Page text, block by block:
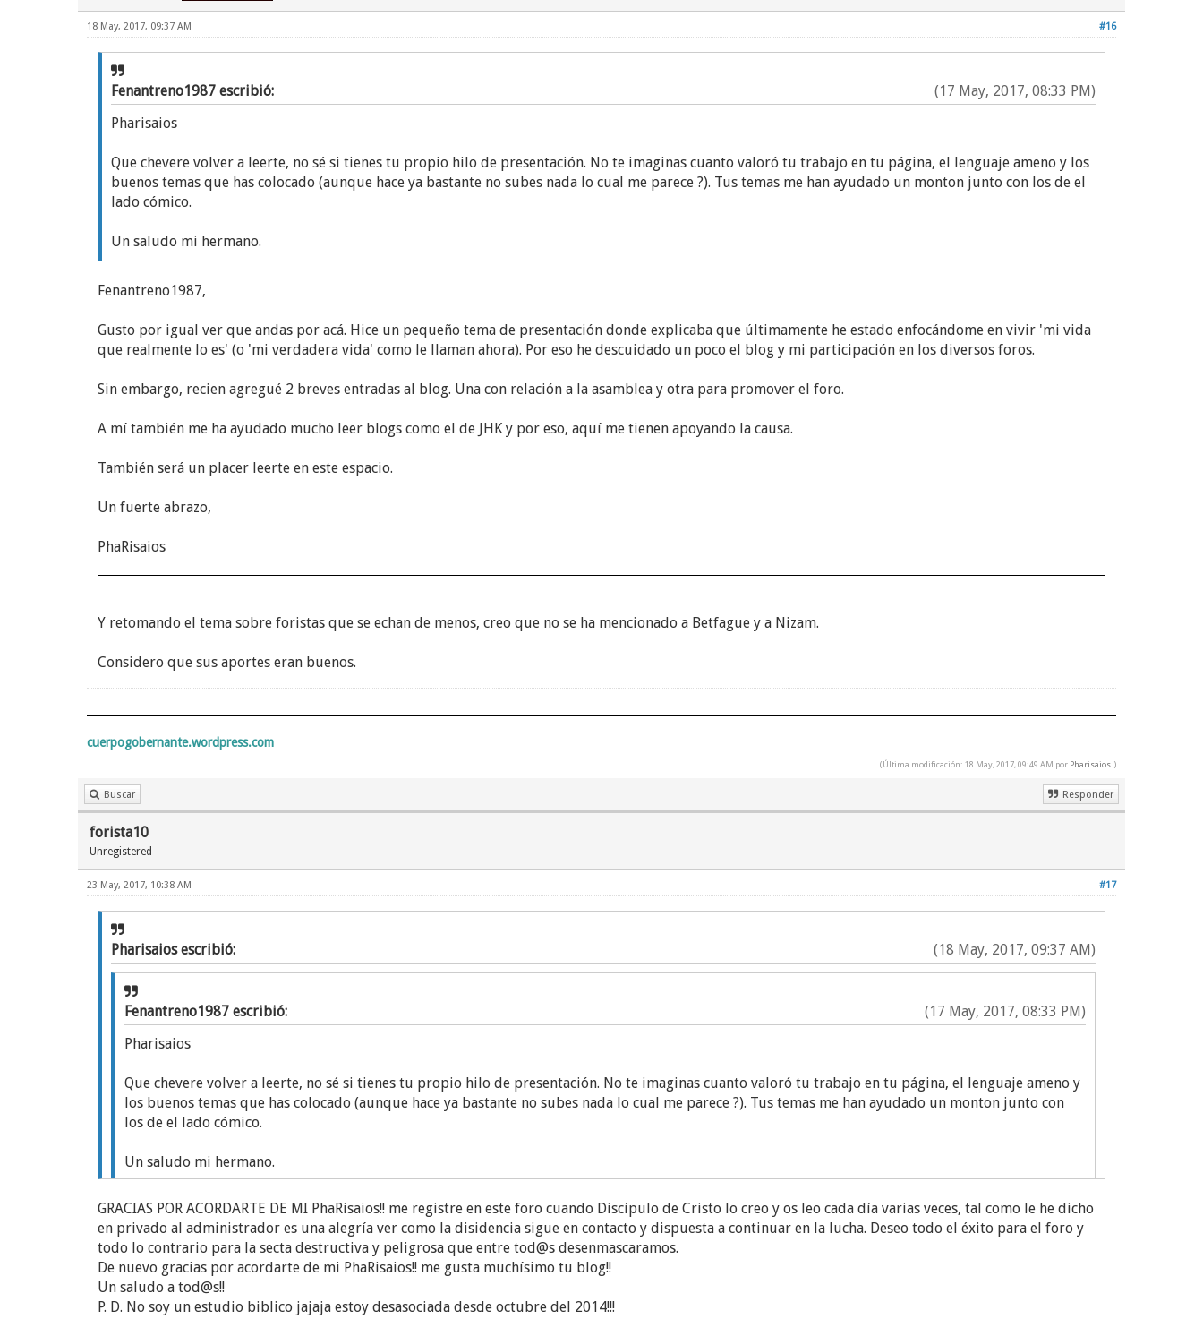
#16
18 May, 2017, 09:37 AM
(17 May, 2017, 08:33 PM)
Fenantreno1987 escribió:
Pharisaios
Que chevere volver a leerte, no sé si tienes tu propio hilo de presentación. No te imaginas cuanto valoró tu trabajo en tu página, el lenguaje ameno y los
buenos temas que has colocado (aunque hace ya bastante no subes nada lo cual me parece ?). Tus temas me han ayudado un monton junto con los de el
lado cómico.
Un saludo mi hermano.
Fenantreno1987,
Gusto por igual ver que andas por acá. Hice un pequeño tema de presentación donde explicaba que últimamente he estado enfocándome en vivir 'mi vida
que realmente lo es' (o 'mi verdadera vida' como le llaman ahora). Por eso he descuidado un poco el blog y mi participación en los diversos foros.
Sin embargo, recien agregué 2 breves entradas al blog. Una con relación a la asamblea y otra para promover el foro.
A mí también me ha ayudado mucho leer blogs como el de JHK y por eso, aquí me tienen apoyando la causa.
También será un placer leerte en este espacio.
Un fuerte abrazo,
PhaRisaios
Y retomando el tema sobre foristas que se echan de menos, creo que no se ha mencionado a Betfague y a Nizam.
Considero que sus aportes eran buenos.
cuerpogobernante.wordpress.com
(Última modificación: 18 May, 2017, 09:49 AM por Pharisaios .)
Buscar Responder
forista10
Unregistered
#17
23 May, 2017, 10:38 AM
(18 May, 2017, 09:37 AM)
Pharisaios escribió:
(17 May, 2017, 08:33 PM)
Fenantreno1987 escribió:
Pharisaios
Que chevere volver a leerte, no sé si tienes tu propio hilo de presentación. No te imaginas cuanto valoró tu trabajo en tu página, el lenguaje ameno y
los buenos temas que has colocado (aunque hace ya bastante no subes nada lo cual me parece ?). Tus temas me han ayudado un monton junto con
los de el lado cómico.
Un saludo mi hermano.
Fenantreno1987,
Gusto por igual ver que andas por acá. Hice un pequeño tema de presentación donde explicaba que últimamente he estado enfocándome en vivir 'mi
vida que realmente lo es' (o 'mi verdadera vida' como le llaman ahora). Por eso he descuidado un poco el blog y mi participación en los diversos foros.
Sin embargo, recien agregué 2 breves entradas al blog. Una con relación a la asamblea y otra para promover el foro.
GRACIAS POR ACORDARTE DE MI PhaRisaios!! me registre en este foro cuando Discípulo de Cristo lo creo y os leo cada día varias veces, tal como le he dicho
en privado al administrador es una alegría ver como la disidencia sigue en contacto y dispuesta a continuar en la lucha. Deseo todo el éxito para el foro y
todo lo contrario para la secta destructiva y peligrosa que entre tod@s desenmascaramos.
De nuevo gracias por acordarte de mi PhaRisaios!! me gusta muchísimo tu blog!!
Un saludo a tod@s!!
P. D. No soy un estudio biblico jajaja estoy desasociada desde octubre del 2014!!!